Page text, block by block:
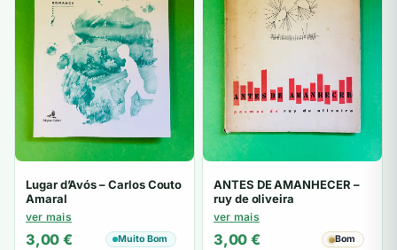
Lugar d’Avós – Carlos Couto
Amaral
ver mais
3,00 € Muito Bom
ANTES DE AMANHECER –
ruy de oliveira
ver mais
3,00 € Bom